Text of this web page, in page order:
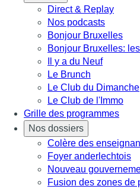
Direct & Replay
Nos podcasts
Bonjour Bruxelles
Bonjour Bruxelles:
Il y a du Neuf
Le Brunch
Le Club du Dimanche
Le Club de l'Immo
Grille des programmes
Nos dossiers
Colère des
Foyer anderlechtois
Nouveau
Fusion des zones de